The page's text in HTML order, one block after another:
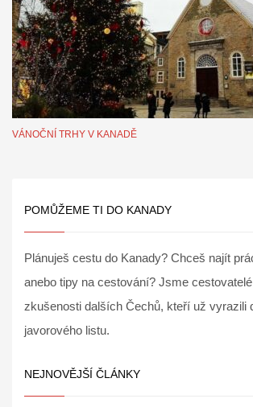
VÁNOČNÍ TRHY V KANADĚ
POMŮŽEME TI DO KANADY
Plánuješ cestu do Kanady? Chceš najít
anebo tipy na cestování? Jsme
zkušenosti dalších Čechů, kteří už vyrazili
javorového listu.
NEJNOVĚJŠÍ ČLÁNKY